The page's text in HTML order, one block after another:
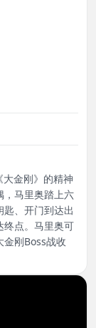
金刚》的精神
，马里奥踏上六
、开门到达出
终点。马里奥可
金刚Boss战收